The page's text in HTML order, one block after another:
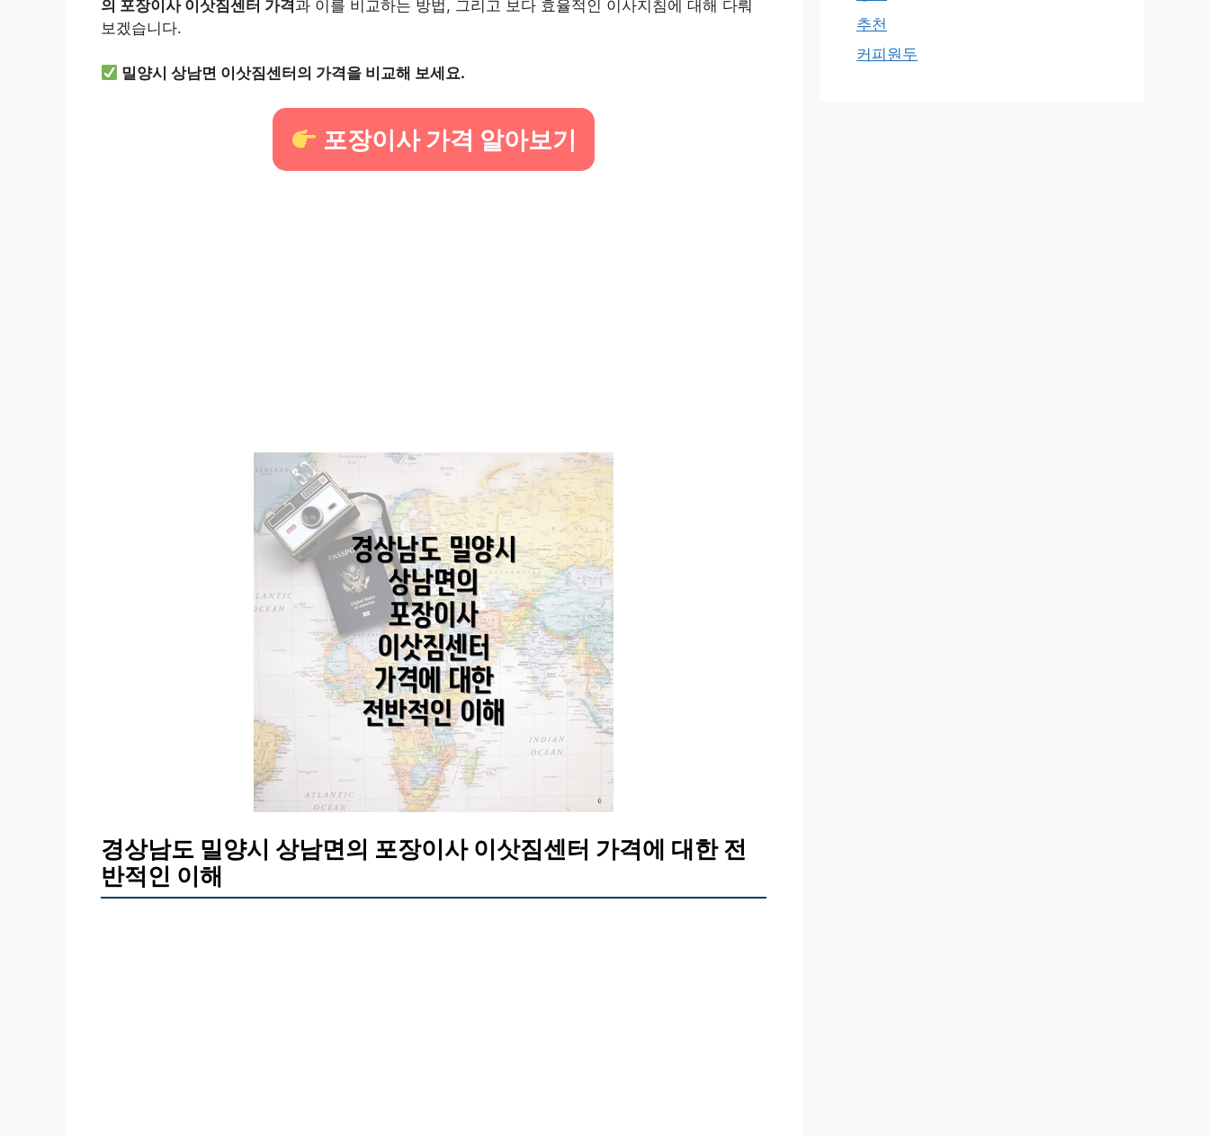
의 포장이사 이삿짐센터 가격과 이를 비교하는 방법, 그리고 보다 효율적인 이사지침에 대해 다뤄
보겠습니다.
밀양시 상남면 이삿짐센터의 가격을 비교해 보세요.
포장이사 가격 알아보기
경상남도 밀양시 상남면의 포장이사 이삿짐센터 가격에 대한 전
반적인 이해
추천
커피원두